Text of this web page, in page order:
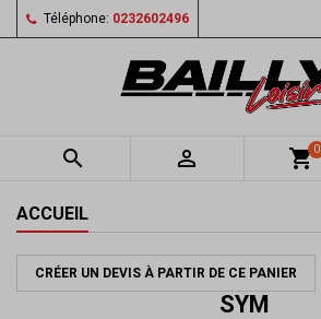
Téléphone: 0232602496
  shopping_cart0
ACCUEIL
CRÉER UN DEVIS À PARTIR DE CE PANIER
SYM